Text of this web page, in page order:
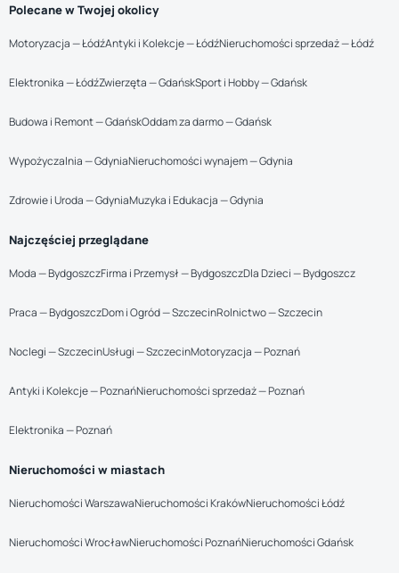
Polecane w Twojej okolicy
Motoryzacja — ŁódźAntyki i Kolekcje — ŁódźNieruchomości sprzedaż — Łódź
Elektronika — ŁódźZwierzęta — GdańskSport i Hobby — Gdańsk
Budowa i Remont — GdańskOddam za darmo — Gdańsk
Wypożyczalnia — GdyniaNieruchomości wynajem — Gdynia
Zdrowie i Uroda — GdyniaMuzyka i Edukacja — Gdynia
Najczęściej przeglądane
Moda — BydgoszczFirma i Przemysł — BydgoszczDla Dzieci — Bydgoszcz
Praca — BydgoszczDom i Ogród — SzczecinRolnictwo — Szczecin
Noclegi — SzczecinUsługi — SzczecinMotoryzacja — Poznań
Antyki i Kolekcje — PoznańNieruchomości sprzedaż — Poznań
Elektronika — Poznań
Nieruchomości w miastach
Nieruchomości WarszawaNieruchomości KrakówNieruchomości Łódź
Nieruchomości WrocławNieruchomości PoznańNieruchomości Gdańsk